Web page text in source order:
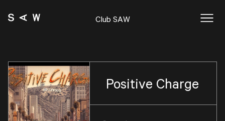
Club SAW
Positive Charge